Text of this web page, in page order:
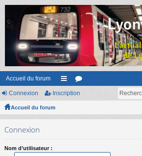
Accueil du forum
ac
s
or
Connexion Inscription
Accueil du forum
Connexion
Nom d’utilisateur :